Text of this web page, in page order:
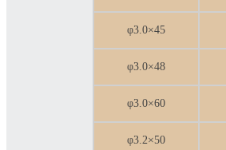
φ3.0×45
φ3.0×48
φ3.0×60
φ3.2×50